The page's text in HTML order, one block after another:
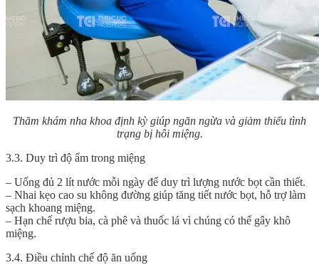
Thăm khám nha khoa định kỳ giúp ngăn ngừa và giảm thiểu tình
trạng bị hôi miệng.
3.3. Duy trì độ ẩm trong miệng
– Uống đủ 2 lít nước mỗi ngày để duy trì lượng nước bọt cần thiết.
– Nhai kẹo cao su không đường giúp tăng tiết nước bọt, hỗ trợ làm
sạch khoang miệng.
– Hạn chế rượu bia, cà phê và thuốc lá vì chúng có thể gây khô
miệng.
3.4. Điều chỉnh chế độ ăn uống